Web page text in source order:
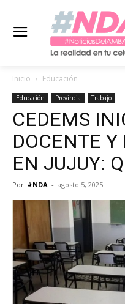
Inicio Educación
Educación Provincia Trabajo
CEDEMS
DOCENTE
EN JUJUY:
Por #NDA - agosto 5, 2025